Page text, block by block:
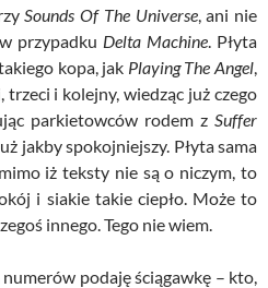
Sounds Of The Universe, ani nie
przypadku Delta Machine . Płyta
kopa, jak Playing The Angel
trzeci i kolejny, wiedząc już czego
parkietowców rodem z Suffer
już jakby spokojniejszy. Płyta sama
iż teksty nie są o niczym, to
i siakie takie ciepło. Może to
innego. Tego nie wiem.
podaję ściągawkę – kto,